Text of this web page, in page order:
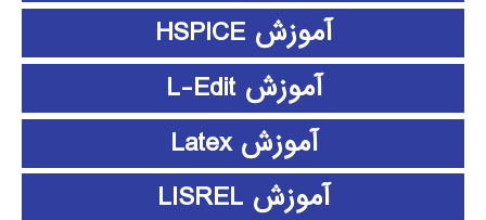
آموزش HSPICE
آموزش L-Edit
آموزش Latex
آموزش LISREL